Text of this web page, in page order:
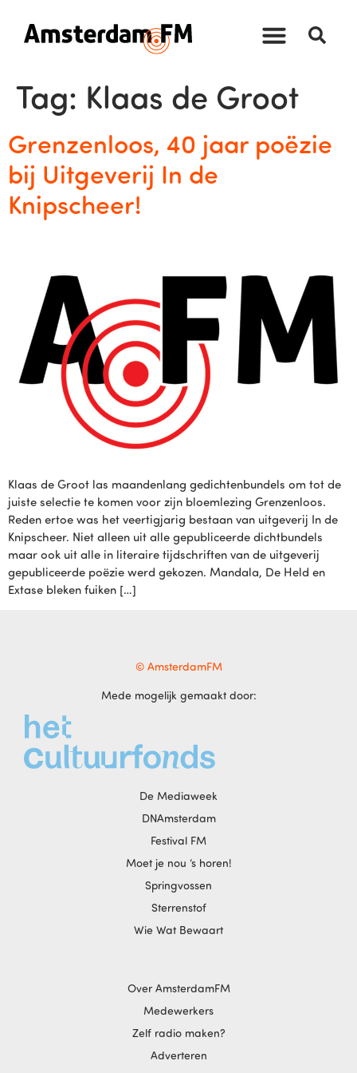
Tag: Klaas de Groot
Grenzenloos, 40 jaar poëzie
bij Uitgeverij In de
Knipscheer!
Klaas de Groot las maandenlang gedichtenbundels om tot de
juiste selectie te komen voor zijn bloemlezing Grenzenloos.
Reden ertoe was het veertigjarig bestaan van uitgeverij In de
Knipscheer. Niet alleen uit alle gepubliceerde dichtbundels
maar ook uit alle in literaire tijdschriften van de uitgeverij
gepubliceerde poëzie werd gekozen. Mandala, De Held en
Extase bleken fuiken […]
© AmsterdamFM
Mede mogelijk gemaakt door:
De Mediaweek
DNAmsterdam
Festival FM
Moet je nou ‘s horen!
Springvossen
Sterrenstof
Wie Wat Bewaart
Over AmsterdamFM
Medewerkers
Zelf radio maken?
Adverteren